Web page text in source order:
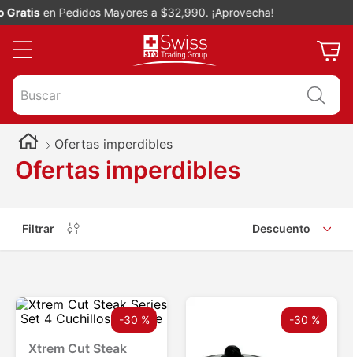
en Pedidos Mayores a $32,990. ¡Aprovecha!
Buscar
Ofertas imperdibles
Ofertas imperdibles
Filtrar Descuento
-30 %
Xtrem Cut Steak
-30 %